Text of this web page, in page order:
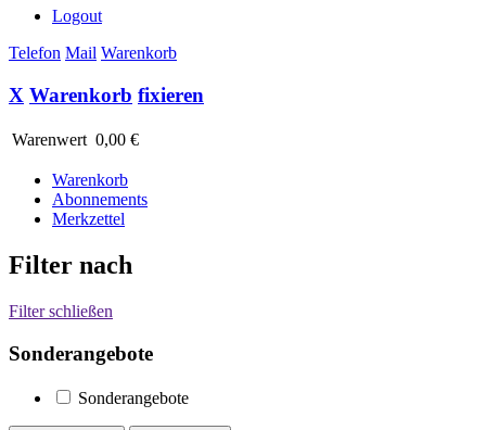
Logout
Telefon Mail Warenkorb
X Warenkorb fixieren
Warenwert 0,00 €
Warenkorb
Abonnements
Merkzettel
Filter nach
Filter schließen
Sonderangebote
Sonderangebote